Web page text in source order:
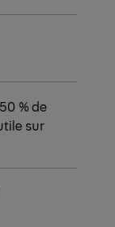
% de
sur